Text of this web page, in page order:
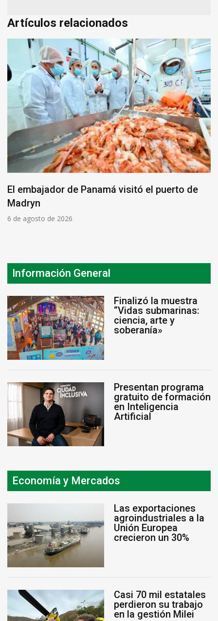
Artículos relacionados
El embajador de Panamá visitó el puerto de
Madryn
6 de agosto de 2026
Información General
Finalizó la muestra
“Vidas submarinas:
ciencia, arte y
soberanía»
Presentan programa
gratuito de formación
en Inteligencia
Artificial
Economía y Mercados
Las exportaciones
agroindustriales a la
Unión Europea
crecieron un 30%
Casi 70 mil estatales
perdieron su trabajo
en la gestión Milei